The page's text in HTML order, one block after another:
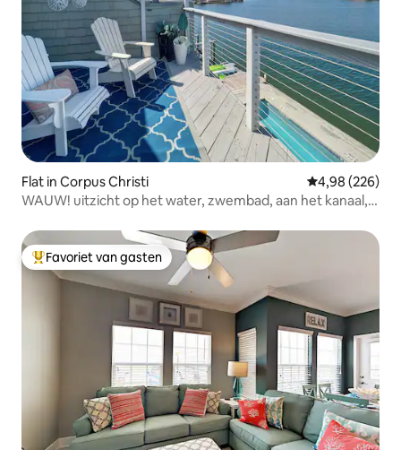
Flat in Corpus Christi Gemiddelde
4,98 (226)
WAUW! uitzicht op het water, zwembad, aan het kanaal,
Topfavoriet van gasten
Favoriet van gasten